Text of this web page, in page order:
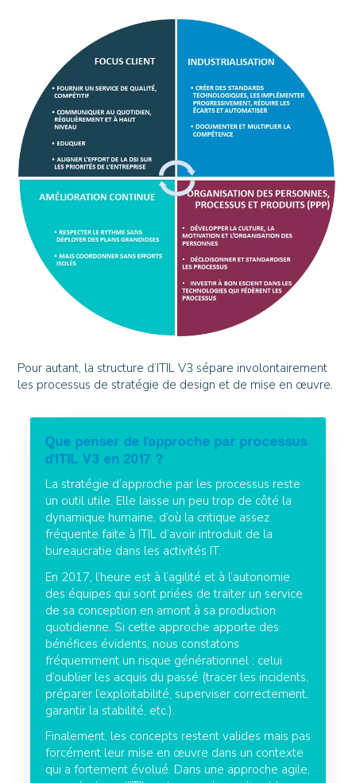
Pour autant, la structure d’ITIL V3 sépare involontairement
les processus de stratégie de design et de mise en œuvre.
Que penser de l'approche par processus
d'ITIL V3 en 2017 ?
La stratégie d’approche par les processus reste
un outil utile. Elle laisse un peu trop de côté la
dynamique humaine, d’où la critique assez
fréquente faite à ITIL d’avoir introduit de la
bureaucratie dans les activités IT.
En 2017, l’heure est à l’agilité et à l’autonomie
des équipes qui sont priées de traiter un service
de sa conception en amont à sa production
quotidienne. Si cette approche apporte des
bénéfices évidents, nous constatons
fréquemment un risque générationnel : celui
d’oublier les acquis du passé (tracer les incidents,
préparer l’exploitabilité, superviser correctement,
garantir la stabilité, etc.).
Finalement, les concepts restent valides mais pas
forcément leur mise en œuvre dans un contexte
qui a fortement évolué. Dans une approche agile,